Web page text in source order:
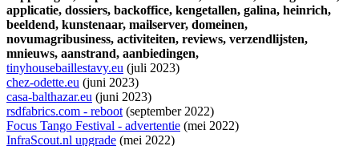
applicatie, dossiers, backoffice, kengetallen, galina, heinrich,
beeldend, kunstenaar, mailserver, domeinen,
novumagribusiness, activiteiten, reviews, verzendlijsten,
mnieuws, aanstrand, aanbiedingen,
tinyhousebaillestavy.eu (juli 2023)
chez-odette.eu (juni 2023)
casa-balthazar.eu (juni 2023)
rsdfabrics.com - reboot(september 2022)
Focus Tango Festival - advertentie (mei 2022)
InfraScout.nl upgrade (mei 2022)